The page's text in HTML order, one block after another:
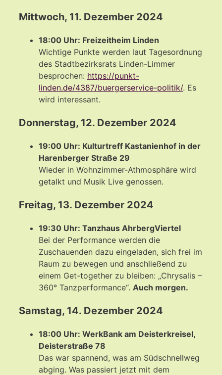
Mittwoch, 11. Dezember 2024
18:00 Uhr: Freizeitheim Linden
Wichtige Punkte werden laut Tagesordnung
des Stadtbezirksrats Linden-Limmer
besprochen: https://punkt-
linden.de/4387/buergerservice-politik/. Es
wird interessant.
Donnerstag, 12. Dezember 2024
19:00 Uhr: Kulturtreff Kastanienhof in der
Harenberger Straße 29
Wieder in Wohnzimmer-Athmosphäre wird
getalkt und Musik Live genossen.
Freitag, 13. Dezember 2024
19:30 Uhr: Tanzhaus AhrbergViertel
Bei der Performance werden die
Zuschauenden dazu eingeladen, sich frei im
Raum zu bewegen und anschließend zu
einem Get-together zu bleiben: „Chrysalis –
360° Tanzperformance“. Auch morgen.
Samstag, 14. Dezember 2024
18:00 Uhr: WerkBank am Deisterkreisel,
Deisterstraße 78
Das war spannend, was am Südschnellweg
abging. Was passiert jetzt mit dem